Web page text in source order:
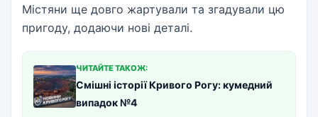
Містяни ще довго жартували та згадували цю
пригоду, додаючи нові деталі.
ЧИТАЙТЕ ТАКОЖ:
Смішні історії Кривого Рогу: кумедний
випадок №4